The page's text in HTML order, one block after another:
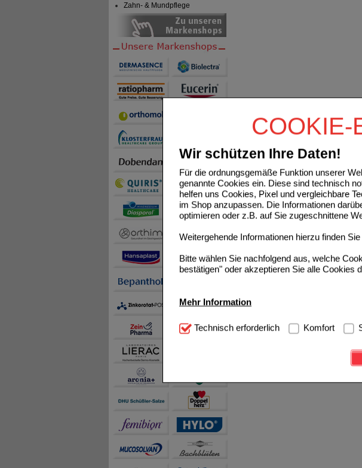
COOKIE-
Wir schützen Ihre Daten!
Für die ordnungsgemäße Funktion unserer
genannte Cookies ein. Diese sind technisch
helfen uns Cookies, Pixel und vergleichbare
im Shop anzupassen. Die Informationen
optimieren oder z.B. auf Sie zugeschnittene
Weitergehende Informationen hierzu finden
Bitte wählen Sie nachfolgend aus, welche
bestätigen" oder akzeptieren Sie alle Cookies
Mehr Information
Technisch Notwendig: Hierbei handelt es
notwendig sind (z.B. Navigation, Warenkorb,
Diese Cookies werden genutzt um
beispielsweise für die Wiedererkennung des
Inhalte anzuzeigen und unser
Statistik & Tracking:
sammeln, mit deren Hilfe wir unsere Website
auch die Werbung auf Drittseiten möglichst
teilweise an Dritte wie z.B. Google oder
Technisch erforderlich Komfort
Zahn- & Mundpflege